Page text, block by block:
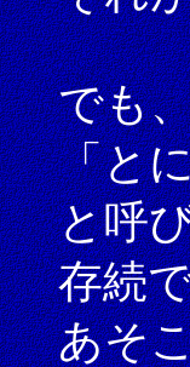
でも
「と
と呼
存続
あそ